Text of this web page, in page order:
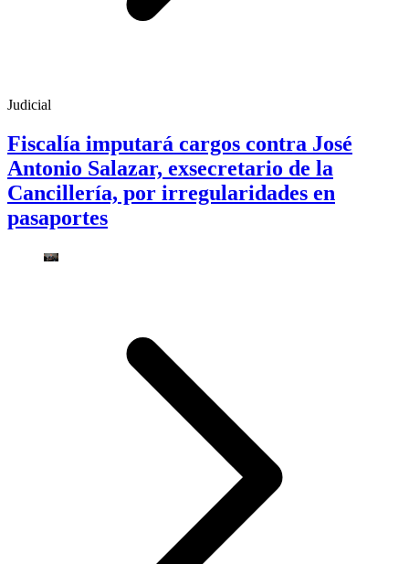
Judicial
Fiscalía imputará cargos contra José
Antonio Salazar, exsecretario de la
Cancillería, por irregularidades en
pasaportes